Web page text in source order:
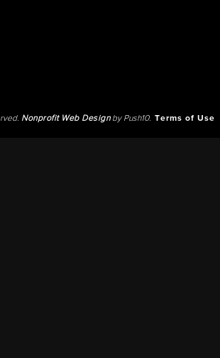
Nonprofit Web Designby Push10. Terms of Use